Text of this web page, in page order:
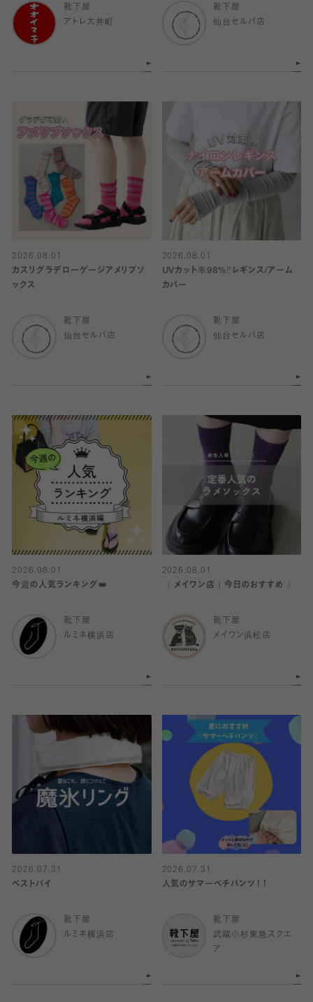
靴下屋
アトレ大井町
靴下屋
仙台セルバ店
2026.08.01
カスリグラデローゲージアメリブソ
ックス
靴下屋
仙台セルバ店
2026.08.01
UVカット率98%‼︎レギンス/アーム
カバー
靴下屋
仙台セルバ店
2026.08.01
今週の人気ランキング👑
靴下屋
ルミネ横浜店
2026.08.01
〈 メイワン店｜今日のおすすめ 〉
靴下屋
メイワン浜松店
2026.07.31
ベストバイ
靴下屋
ルミネ横浜店
2026.07.31
人気のサマーペチパンツ！！
靴下屋
武蔵小杉東急スクエ
ア